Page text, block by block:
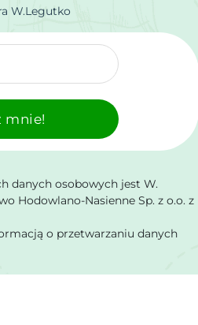
W.Legutko
mnie!
danych osobowych jest W.
Hodowlano-Nasienne Sp. z o.o. z
o przetwarzaniu danych